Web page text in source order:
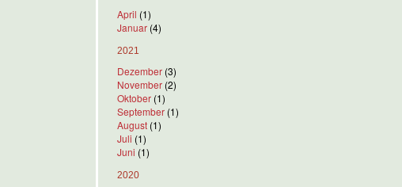
April (1)
Januar (4)
2021
Dezember (3)
November (2)
Oktober (1)
September (1)
August (1)
Juli (1)
Juni (1)
2020